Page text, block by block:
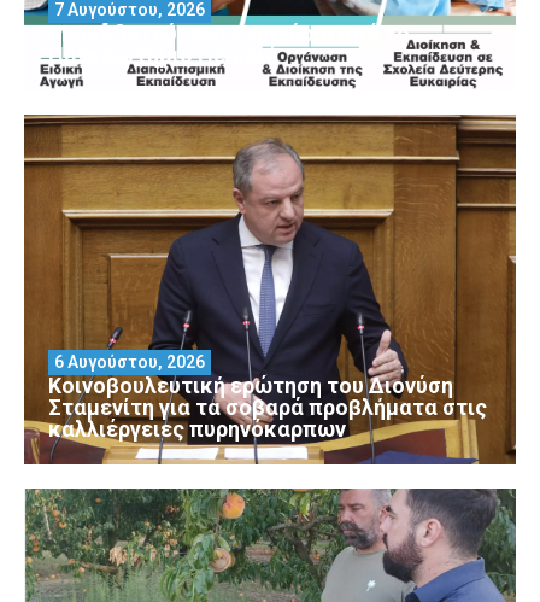
Μοριοδοτούμενα Σεμινάρια από το
Πανεπιστήμιο Πειραιά
7 Αυγούστου, 2026
Κοινοβουλευτική ερώτηση του Διονύση
Σταμενίτη για τα σοβαρά προβλήματα στις
καλλιέργειες πυρηνόκαρπων
6 Αυγούστου, 2026